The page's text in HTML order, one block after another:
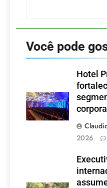
Você pode
Hotel
2026